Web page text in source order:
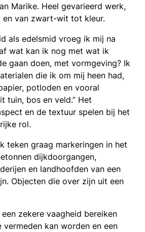
Marike. Heel gevarieerd werk,
van zwart-wit tot kleur.
als edelsmid vroeg ik mij na
wat kan ik nog met wat ik
gaan doen, met vormgeving? Ik
die ik om mij heen had,
potloden en vooral
tuin, bos en veld.” Het
en de textuur spelen bij het
rol.
teken graag markeringen in het
dijkdoorgangen,
en landhoofden van een
Objecten die over zijn uit een
zekere vaagheid bereiken
vermeden kan worden en een